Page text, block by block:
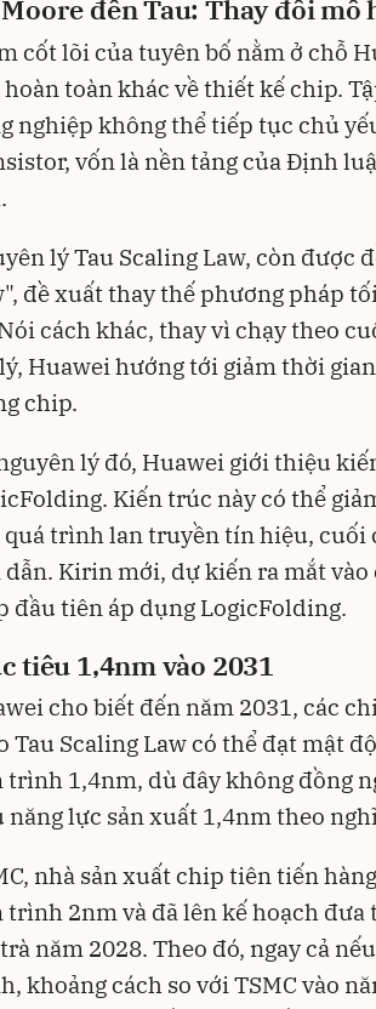
đến Tau: Thay đổi mô
cốt lõi của tuyên bố nằm ở chỗ
hoàn toàn khác về thiết kế chip.
nghiệp không thể tiếp tục chủ
vốn là nền tảng của Định
lý Tau Scaling Law, còn được
đề xuất thay thế phương pháp
cách khác, thay vì chạy theo
Huawei hướng tới giảm thời
chip.
lý đó, Huawei giới thiệu
Kiến trúc này có thể
quá trình lan truyền tín hiệu, cuối
dẫn. Kirin mới, dự kiến ra mắt vào
đầu tiên áp dụng LogicFolding.
tiêu 1,4nm vào 2031
cho biết đến năm 2031, các
Tau Scaling Law có thể đạt mật
trình 1,4nm, dù đây không đồng
năng lực sản xuất 1,4nm theo
nhà sản xuất chip tiên tiến
trình 2nm và đã lên kế hoạch
năm 2028. Theo đó, ngay cả
khoảng cách so với TSMC vào